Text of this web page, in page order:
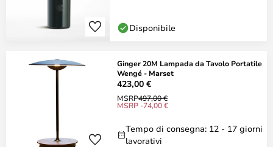
Disponibile
Ginger 20M Lampada da Tavolo Portatile
Wengé - Marset
423,00 €
MSRP497,00 €
MSRP -74,00 €
Tempo di consegna: 12 - 17 giorni
lavorativi